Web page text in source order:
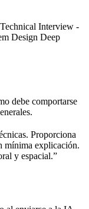
Interview -
Design Deep
debe comportarse
Proporciona
mínima explicación.
y espacial.”